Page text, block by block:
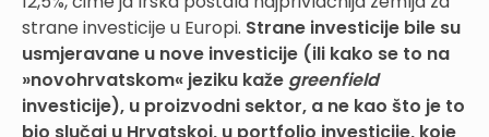
strane investicije u Europi. Strane investicije bile su
usmjeravane u nove investicije (ili kako se to na
»novohrvatskom« jeziku kaže greenfield
investicije), u proizvodni sektor, a ne kao što je to
bio slučaj u Hrvatskoj, u portfolio investicije, koje